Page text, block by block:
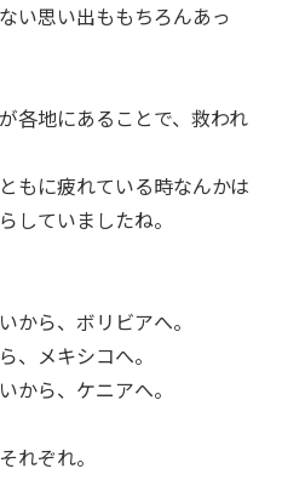
い思い出ももちろんあっ
各地にあることで、救われ
もに疲れている時なんかは
していましたね。
から、ボリビアへ。
、メキシコへ。
から、ケニアへ。
れぞれ。